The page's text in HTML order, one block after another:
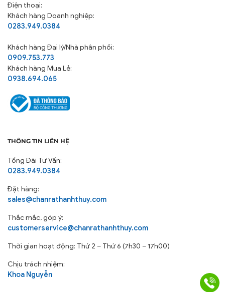
Điện thoại:
Khách hàng Doanh nghiệp:
0283.949.0384
Khách hàngĐại lý/Nhà phân phối:
0909.753.773
Khách hàng Mua Lẻ:
0938.694.065
THÔNG TIN LIÊN HỆ
Tổng Đài Tư Vấn:
0283.949.0384
Đặt hàng:
sales@chanrathanhthuy.com
Thắc mắc, góp ý:
customerservice@chanrathanhthuy.com
Thời gian hoạt động: Thứ 2 – Thứ 6 (7h30 – 17h00)
Chịu trách nhiệm:
Khoa Nguyễn